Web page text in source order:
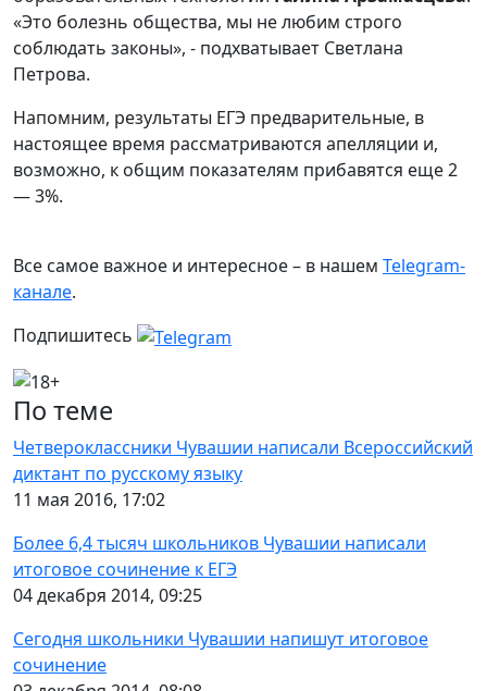
«Это болезнь общества, мы не любим строго
соблюдать законы», - подхватывает Светлана
Петрова.
Напомним, результаты ЕГЭ предварительные, в
настоящее время рассматриваются апелляции и,
возможно, к общим показателям прибавятся еще 2
— 3%.
Все самое важное и интересное – в нашем Telegram-
канале.
Подпишитесь
По теме
Четвероклассники Чувашии написали Всероссийский
диктант по русскому языку
11 мая 2016, 17:02
Более 6,4 тысяч школьников Чувашии написали
итоговое сочинение к ЕГЭ
04 декабря 2014, 09:25
Сегодня школьники Чувашии напишут итоговое
сочинение